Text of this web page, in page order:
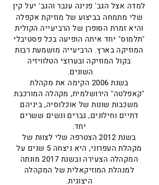
למדה אצל הגב' פנינה ענבר והגב' יעל קין
שלי מתמחה בביצוע של מוזיקת אקפלה
והיא זמרת הסופרן של הרביעייה הקולית
"תלמוס" יחד איתה הופיעה בכל פסטיבלי
המוזיקה בארץ. הרביעייה מושמעת רבות
בקול המוזיקה ובערוצי הטלוויזיה
השונים.
בשנת 2006 הקימה את מקהלת
"קאפלטה" הירושלמית, מקהלה המורכבת
משכבות שונות של אוכלוסיה, ביניהם
דתיים וחילונים, גברים ונשים ששרים
יחד.
בשנת 2012 הצטרפה שלי לצוות של
מקהלת העפרוני, היא ניצחה 5 שנים על
המקהלה הצעירה ובשנת 2017 מונתה
למנהלת המוזיקאלית של המקהלה
היצוגית.